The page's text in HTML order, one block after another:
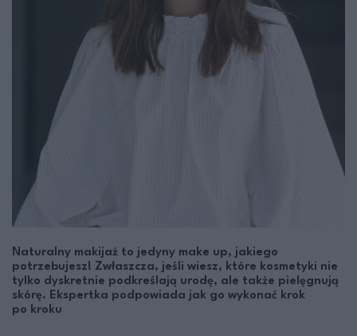
Naturalny makijaż to jedyny make up, jakiego
potrzebujesz! Zwłaszcza, jeśli wiesz, które kosmetyki nie
tylko dyskretnie podkreślają urodę, ale także pielęgnują
skórę. Ekspertka podpowiada jak go wykonać krok
po kroku